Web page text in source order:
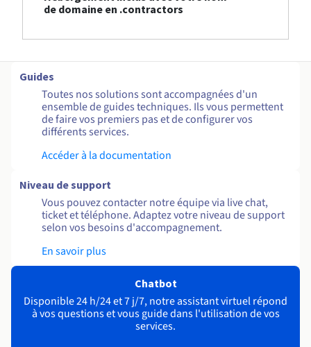
de domaine en .contractors
Guides
Toutes nos solutions sont accompagnées d'un
ensemble de guides techniques. Ils vous permettent
de faire vos premiers pas et de configurer vos
différents services.
Accéder à la documentation
Niveau de support
Vous pouvez contacter notre équipe via live chat,
ticket et téléphone. Adaptez votre niveau de support
selon vos besoins d'accompagnement.
En savoir plus
Chatbot
Disponible 24 h/24 et 7 j/7, notre assistant virtuel répond
à vos questions et vous guide dans l'utilisation de vos
services.